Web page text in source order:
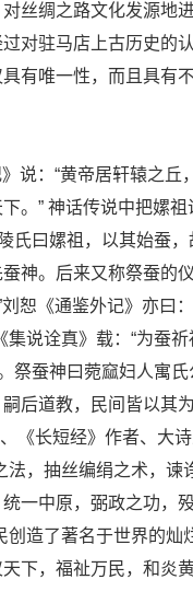
丝绸之路文化发源地
对驻马店上古历史的
有唯一性，而且具有
说：“黄帝居轩辕之丘
。” 神话传说中把嫘祖
氏曰嫘祖，以其始蚕，
神。后来又称祭蚕的
恕《通鉴外记》亦曰
说诠真》载：“为蚕
祭蚕神曰菀窳妇人寓
后道教，民间皆以其
《长短经》作者、大
法，抽丝编绢之术，谏
一中原，弼政之功，
造了著名于世界的灿
下，福祉万民，和炎